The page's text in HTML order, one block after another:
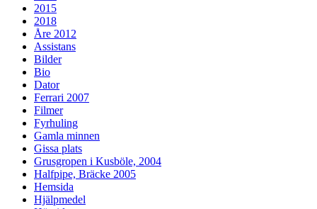
2015
2018
Åre 2012
Assistans
Bilder
Bio
Dator
Ferrari 2007
Filmer
Fyrhuling
Gamla minnen
Gissa plats
Grusgropen i Kusböle, 2004
Halfpipe, Bräcke 2005
Hemsida
Hjälpmedel